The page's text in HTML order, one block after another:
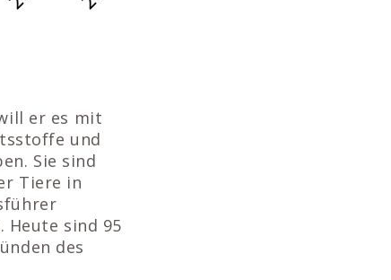
er es mit
und
Sie sind
Tiere in
Heute sind 95
des